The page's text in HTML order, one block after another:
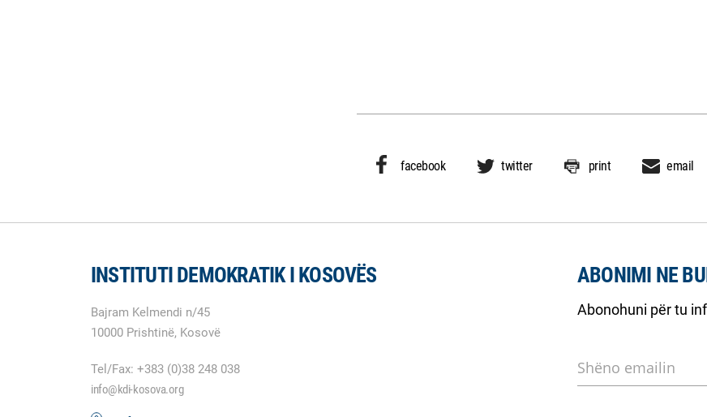
facebook twitter print email
ABONIMI NE
Abonohuni për tu
Shëno emailin
INSTITUTI DEMOKRATIK I KOSOVËS
Bajram Kelmendi n/45
10000 Prishtinë, Kosovë
Tel/Fax: +383 (0)38 248 038
info@kdi-kosova.org